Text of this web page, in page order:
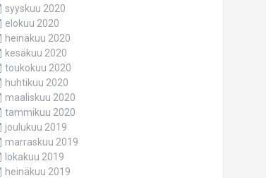
syyskuu 2020
elokuu 2020
heinäkuu 2020
kesäkuu 2020
toukokuu 2020
huhtikuu 2020
maaliskuu 2020
tammikuu 2020
joulukuu 2019
marraskuu 2019
lokakuu 2019
heinäkuu 2019